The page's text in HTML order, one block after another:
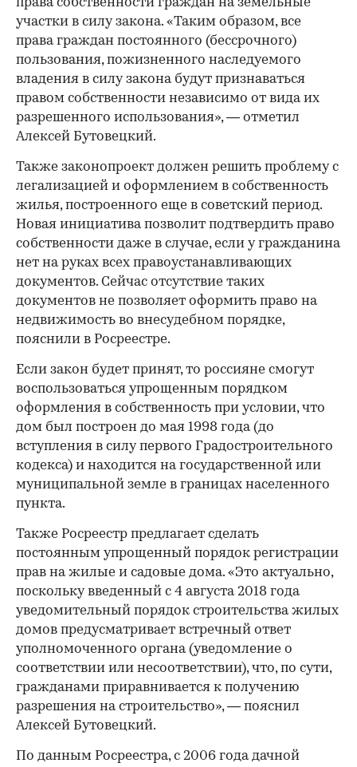
участки в силу закона. «Таким образом, все
права граждан постоянного (бессрочного)
пользования, пожизненного наследуемого
владения в силу закона будут признаваться
правом собственности независимо от вида их
разрешенного использования», — отметил
Алексей Бутовецкий.
Также законопроект должен решить проблему с
легализацией и оформлением в собственность
жилья, построенного еще в советский период.
Новая инициатива позволит подтвердить право
собственности даже в случае, если у гражданина
нет на руках всех правоустанавливающих
документов. Сейчас отсутствие таких
документов не позволяет оформить право на
недвижимость во внесудебном порядке,
пояснили в Росреестре.
Если закон будет принят, то россияне смогут
воспользоваться упрощенным порядком
оформления в собственность при условии, что
дом был построен до мая 1998 года (до
вступления в силу первого Градостроительного
кодекса) и находится на государственной или
муниципальной земле в границах населенного
пункта.
Также Росреестр предлагает сделать
постоянным упрощенный порядок регистрации
прав на жилые и садовые дома. «Это актуально,
поскольку введенный с 4 августа 2018 года
уведомительный порядок строительства жилых
домов предусматривает встречный ответ
уполномоченного органа (уведомление о
соответствии или несоответствии), что, по сути,
гражданами приравнивается к получению
разрешения на строительство», — пояснил
Алексей Бутовецкий.
По данным Росреестра, с 2006 года дачной